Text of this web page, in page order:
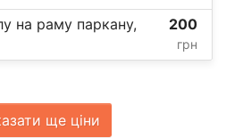
на раму паркану,
200
грн
ще ціни